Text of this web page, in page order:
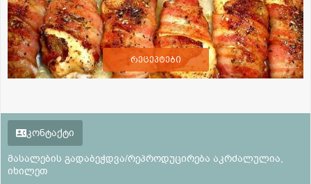
რეცეპტები
კონტაქტი
მასალების გადაბეჭდვა/რეპროდუცირება აკრძალულია,
იხილეთ